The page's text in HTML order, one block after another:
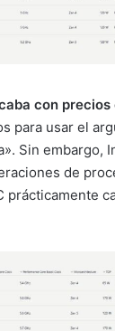
con precios
para usar el
Sin embargo,
de
prácticamente